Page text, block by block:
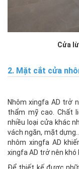
Cửa
2. Mặt cắt cửa
Nhôm xingfa AD trở
thẩm mỹ cao. Chất
nhiều loại cửa khác
vách ngăn, mặt
nhôm xingfa AD
xingfa AD trở nên khó